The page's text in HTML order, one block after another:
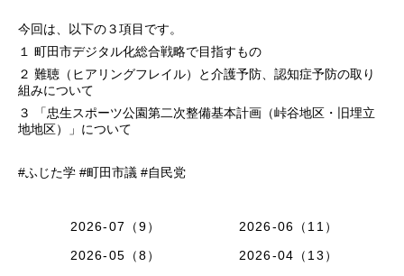
今回は、以下の３項目です。
１ 町田市デジタル化総合戦略で目指すもの
２ 難聴（ヒアリングフレイル）と介護予防、認知症予防の取り
組みについて
３ 「忠生スポーツ公園第二次整備基本計画（峠谷地区・旧埋立
地地区）」について
#ふじた学 #町田市議 #自民党
2026-07（9）
2026-06（11）
2026-05（8）
2026-04（13）